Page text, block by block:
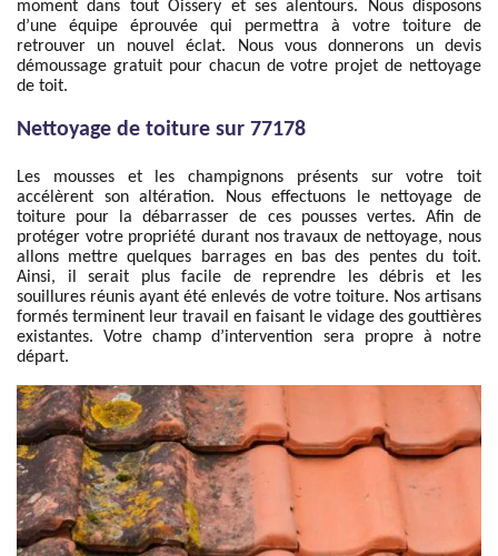
moment dans tout Oissery et ses alentours. Nous disposons
d’une équipe éprouvée qui permettra à votre toiture de
retrouver un nouvel éclat. Nous vous donnerons un devis
démoussage gratuit pour chacun de votre projet de nettoyage
de toit.
Nettoyage de toiture sur 77178
Les mousses et les champignons présents sur votre toit
accélèrent son altération. Nous effectuons le nettoyage de
toiture pour la débarrasser de ces pousses vertes. Afin de
protéger votre propriété durant nos travaux de nettoyage, nous
allons mettre quelques barrages en bas des pentes du toit.
Ainsi, il serait plus facile de reprendre les débris et les
souillures réunis ayant été enlevés de votre toiture. Nos artisans
formés terminent leur travail en faisant le vidage des gouttières
existantes. Votre champ d’intervention sera propre à notre
départ.